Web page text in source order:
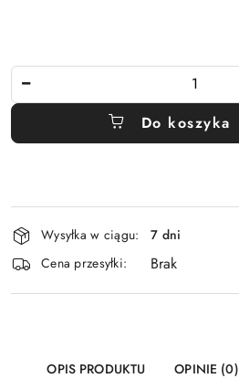
Do koszyka
Dostępność
i
dostawa
Wysyłka w ciągu:
7 dni
Cena przesyłki:
Brak
OPIS PRODUKTU OPINIE (0)